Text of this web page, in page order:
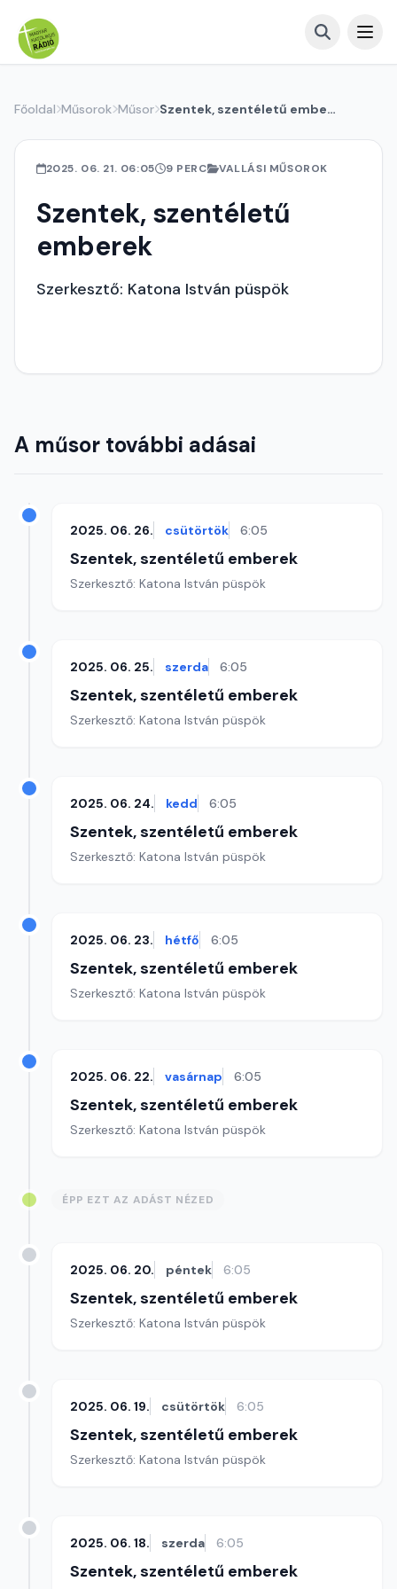
Főoldal Műsorok Műsor Szentek, szentéletű emberek
2025. 06. 21. 06:05 9 PERC VALLÁSI MŰSOROK
Szentek, szentéletű
emberek
Szerkesztő: Katona István püspök
A műsor további adásai
2025. 06. 26. csütörtök 6:05
Szentek, szentéletű emberek
Szerkesztő: Katona István püspök
2025. 06. 25. szerda 6:05
Szentek, szentéletű emberek
Szerkesztő: Katona István püspök
2025. 06. 24. kedd 6:05
Szentek, szentéletű emberek
Szerkesztő: Katona István püspök
2025. 06. 23. hétfő 6:05
Szentek, szentéletű emberek
Szerkesztő: Katona István püspök
2025. 06. 22. vasárnap 6:05
Szentek, szentéletű emberek
Szerkesztő: Katona István püspök
ÉPP EZT AZ ADÁST NÉZED
2025. 06. 20. péntek 6:05
Szentek, szentéletű emberek
Szerkesztő: Katona István püspök
2025. 06. 19. csütörtök 6:05
Szentek, szentéletű emberek
Szerkesztő: Katona István püspök
2025. 06. 18. szerda 6:05
Szentek, szentéletű emberek